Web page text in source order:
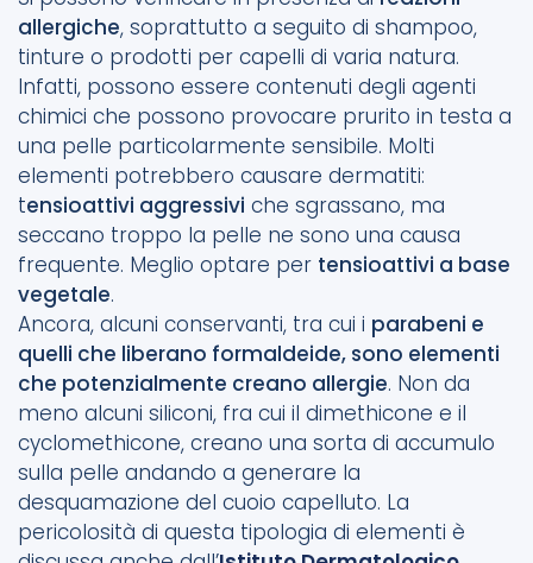
allergiche, soprattutto a seguito di shampoo,
tinture o prodotti per capelli di varia natura.
Infatti, possono essere contenuti degli agenti
chimici che possono provocare prurito in testa a
una pelle particolarmente sensibile. Molti
elementi potrebbero causare dermatiti:
tensioattivi aggressivi che sgrassano, ma
seccano troppo la pelle ne sono una causa
frequente. Meglio optare per tensioattivi a base
vegetale.
Ancora, alcuni conservanti, tra cui i parabeni e
quelli che liberano formaldeide, sono elementi
che potenzialmente creano allergie. Non da
meno alcuni siliconi, fra cui il dimethicone e il
cyclomethicone, creano una sorta di accumulo
sulla pelle andando a generare la
desquamazione del cuoio capelluto. La
pericolosità di questa tipologia di elementi è